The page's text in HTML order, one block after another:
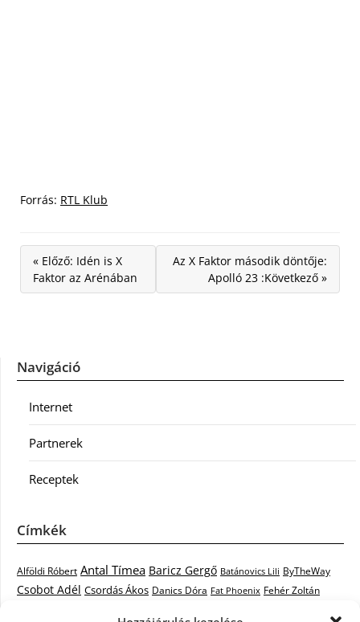
Forrás: RTL Klub
« Előző: Idén is X
Faktor az Arénában
Az X Faktor második döntője:
Apolló 23 :Következő »
Navigáció
Internet
Partnerek
Receptek
Címkék
Alföldi Róbert Antal Tímea Baricz Gergő Batánovics Lili ByTheWay
Csobot Adél Csordás Ákos Danics Dóra Fat Phoenix Fehér Zoltán